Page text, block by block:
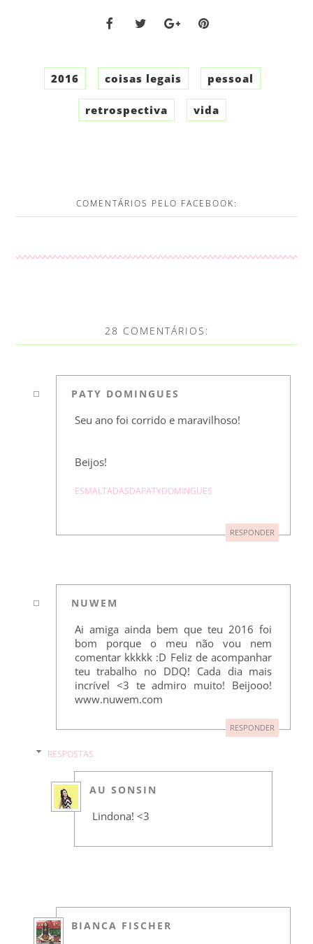
2016 coisas legais pessoal
retrospectiva vida
COMENTÁRIOS PELO FACEBOOK:
28 COMENTÁRIOS:
PATY DOMINGUES
Seu ano foi corrido e maravilhoso!
Beijos!
ESMALTADASDAPATYDOMINGUES
RESPONDER
NUWEM
Ai amiga ainda bem que teu 2016 foi
bom porque o meu não vou nem
comentar kkkkk :D Feliz de acompanhar
teu trabalho no DDQ! Cada dia mais
incrível <3 te admiro muito! Beijooo!
www.nuwem.com
RESPONDER
RESPOSTAS
AU SONSIN
Lindona! <3
BIANCA FISCHER